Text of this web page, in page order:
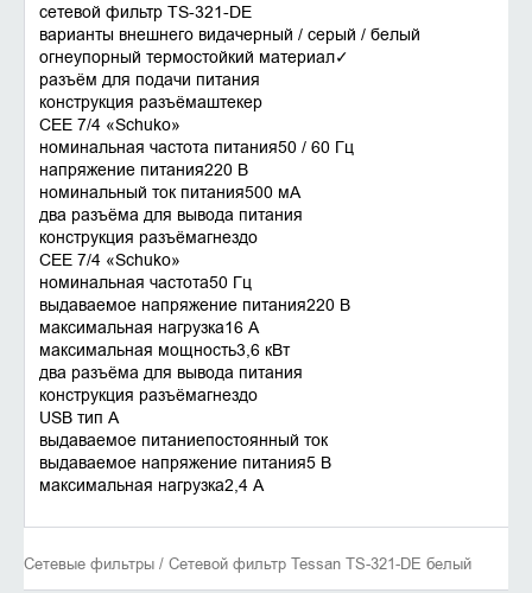
сетевой фильтр TS-321-DE
варианты внешнего видачерный / серый / белый
огнеупорный термостойкий материал✓
разъём для подачи питания
конструкция разъёмаштекер
CEE 7/4 «Schuko»
номинальная частота питания50 / 60 Гц
напряжение питания220 В
номинальный ток питания500 мА
два разъёма для вывода питания
конструкция разъёмагнездо
CEE 7/4 «Schuko»
номинальная частота50 Гц
выдаваемое напряжение питания220 В
максимальная нагрузка16 А
максимальная мощность3,6 кВт
два разъёма для вывода питания
конструкция разъёмагнездо
USB тип A
выдаваемое питаниепостоянный ток
выдаваемое напряжение питания5 В
максимальная нагрузка2,4 А
Сетевые фильтры / Сетевой фильтр Tessan TS-321-DE белый